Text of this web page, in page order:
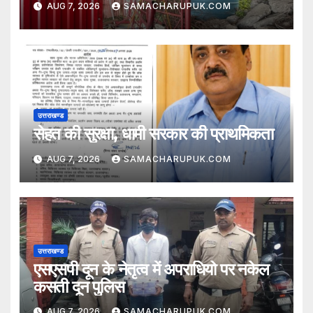
AUG 7, 2026 SAMACHARUPUK.COM
उत्तराखण्ड
सेहत की सुरक्षा, धामी सरकार की प्राथमिकता
AUG 7, 2026 SAMACHARUPUK.COM
उत्तराखण्ड
एसएसपी दून के नेतृत्व में अपराधियो पर नकेल
कसती दून पुलिस